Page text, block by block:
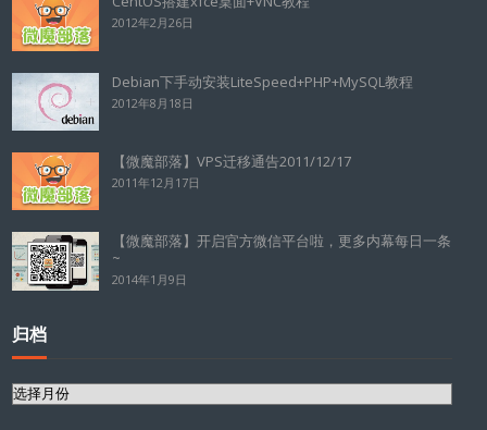
2012年2月26日
Debian下手动安装LiteSpeed+PHP+MySQL教程
2012年8月18日
【微魔部落】VPS迁移通告2011/12/17
2011年12月17日
【微魔部落】开启官方微信平台啦，更多内幕每日一条
~
2014年1月9日
归档
归